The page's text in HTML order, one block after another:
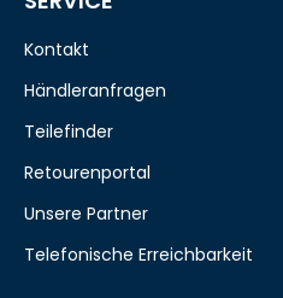
Kontakt
Händleranfragen
Teilefinder
Retourenportal
Unsere Partner
Telefonische Erreichbarkeit